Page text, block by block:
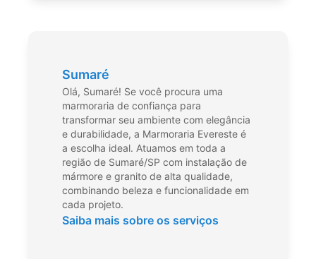
Sumaré
Olá, Sumaré! Se você procura uma
marmoraria de confiança para
transformar seu ambiente com elegância
e durabilidade, a Marmoraria Evereste é
a escolha ideal. Atuamos em toda a
região de Sumaré/SP com instalação de
mármore e granito de alta qualidade,
combinando beleza e funcionalidade em
cada projeto.
Saiba mais sobre os serviços